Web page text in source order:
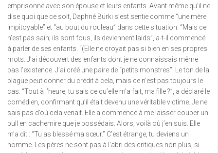
emprisonné avec son épouse et leurs enfants. Avant même qu’il ne
dise quoi que ce soit, Daphné Bürki s’est sentie comme “une mère
impitoyable” et “au bout du rouleau” dans cette situation. “Mais ce
n’est pas sain; ils sont fous, ils deviennent laids”, a-t-il commencé
à parler de ses enfants. “(Elle ne croyait pas si bien en ses propres
mots. J’ai découvert des enfants dont je ne connaissais même
pas l’existence. J’ai créé une paire de “petits monstres”. Le ton de la
blague peut donner du crédit à cela, mais ce n’est pas toujours le
cas. “Tout à l’heure, tu sais ce qu’elle m’a fait, ma fille ?”, a déclaré le
comédien, confirmant qu’il était devenu une véritable victime. Je ne
sais pas d’où cela venait. Elle a commencé à me laisser couper un
pull en cachemire que je possédais. Alors, voilà où j’en suis. Elle
m’a dit : “Tu as blessé ma sœur.” C’est étrange, tu deviens un
homme. Les pères ne sont pas à l’abri des critiques non plus, si